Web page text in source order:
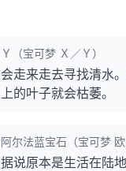
Ｙ（宝可梦 Ｘ／Ｙ）
会走来走去寻找清水
上的叶子就会枯萎。
阿尔法蓝宝石（宝可梦
据说原本是生活在陆